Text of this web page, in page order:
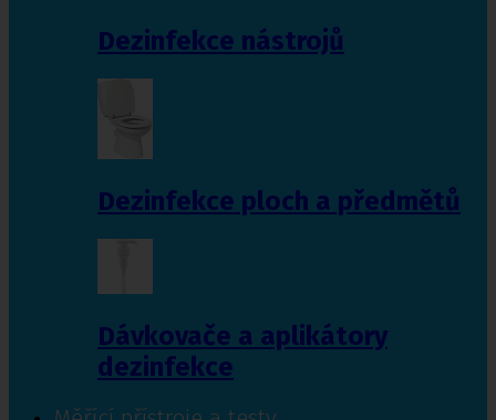
Dezinfekce nástrojů
Dezinfekce ploch a předmětů
Dávkovače a aplikátory
dezinfekce